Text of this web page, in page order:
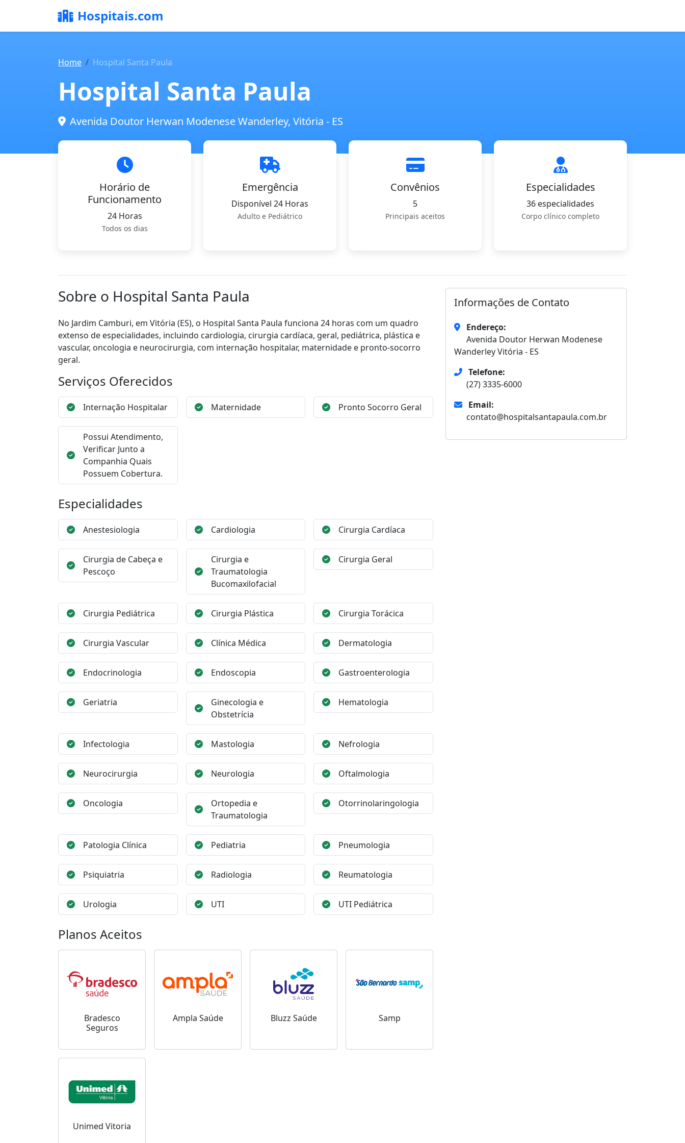
Hospitais.com
Home Hospital Santa Paula
Hospital Santa Paula
Avenida Doutor Herwan Modenese Wanderley, Vitória - ES
Horário de
Funcionamento
24 Horas
Todos os dias
Emergência
Disponível 24 Horas
Adulto e Pediátrico
Convênios
5
Principais aceitos
Especialidades
36 especialidades
Corpo clínico completo
Sobre o Hospital Santa Paula
No Jardim Camburi, em Vitória (ES), o Hospital Santa Paula funciona 24 horas com um quadro
extenso de especialidades, incluindo cardiologia, cirurgia cardíaca, geral, pediátrica, plástica e
vascular, oncologia e neurocirurgia, com internação hospitalar, maternidade e pronto-socorro
geral.
Serviços Oferecidos
Internação Hospitalar Maternidade Pronto Socorro Geral
Possui Atendimento,
Verificar Junto a
Companhia Quais
Possuem Cobertura.
Especialidades
Anestesiologia Cardiologia Cirurgia Cardíaca
Cirurgia de Cabeça e
Pescoço
Cirurgia e
Traumatologia
Bucomaxilofacial
Cirurgia Geral
Cirurgia Pediátrica Cirurgia Plástica Cirurgia Torácica
Cirurgia Vascular Clínica Médica Dermatologia
Endocrinologia Endoscopia Gastroenterologia
Geriatria
Ginecologia e
Obstetrícia
Hematologia
Infectologia Mastologia Nefrologia
Neurocirurgia Neurologia Oftalmologia
Oncologia
Ortopedia e
Traumatologia
Otorrinolaringologia
Patologia Clínica Pediatria Pneumologia
Psiquiatria Radiologia Reumatologia
Urologia UTI UTI Pediátrica
Planos Aceitos
Bradesco
Seguros
Ampla Saúde Bluzz Saúde Samp
Unimed Vitoria
Informações de Contato
Endereço:
Avenida Doutor Herwan Modenese
Wanderley Vitória - ES
Telefone:
(27) 3335-6000
Email:
contato@hospitalsantapaula.com.br